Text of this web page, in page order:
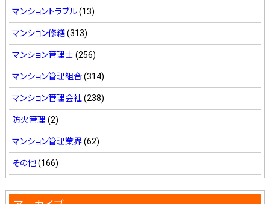
マンショントラブル(13)
マンション修繕(313)
マンション管理士 (256)
マンション管理組合(314)
マンション管理会社 (238)
防火管理 (2)
マンション管理業界(62)
その他(166)